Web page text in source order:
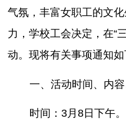
气氛，丰富女职工的文
力，学校工会决定，在“
动。现将有关事项通知如
一、活动时间、内
时间：3月8日下午。